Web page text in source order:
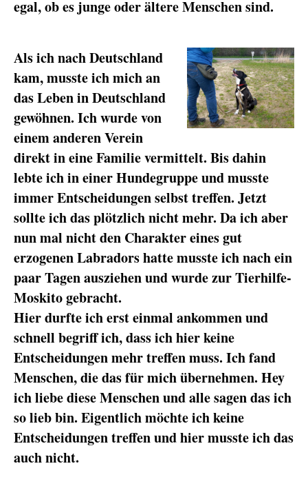
egal, ob es junge oder ältere Menschen sind.
Als ich nach Deutschland
kam, musste ich mich an
das Leben in Deutschland
gewöhnen. Ich wurde von
einem anderen Verein
direkt in eine Familie vermittelt. Bis dahin
lebte ich in einer Hundegruppe und musste
immer Entscheidungen selbst treffen. Jetzt
sollte ich das plötzlich nicht mehr. Da ich aber
nun mal nicht den Charakter eines gut
erzogenen Labradors hatte musste ich nach ein
paar Tagen ausziehen und wurde zur Tierhilfe-
Moskito gebracht.
Hier durfte ich erst einmal ankommen und
schnell begriff ich, dass ich hier keine
Entscheidungen mehr treffen muss. Ich fand
Menschen, die das für mich übernehmen. Hey
ich liebe diese Menschen und alle sagen das ich
so lieb bin. Eigentlich möchte ich keine
Entscheidungen treffen und hier musste ich das
auch nicht.